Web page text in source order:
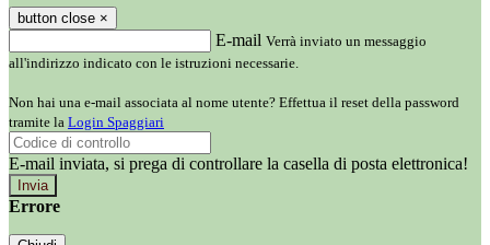
button close ×
E-mail Verrà inviato un messaggio
all'indirizzo indicato con le istruzioni necessarie.
Non hai una e-mail associata al nome utente? Effettua il reset della password
tramite la Login Spaggiari
E-mail inviata, si prega di controllare la casella di posta elettronica!
Errore